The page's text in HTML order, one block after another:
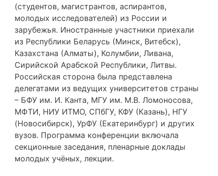
(студентов, магистрантов, аспирантов,
молодых исследователей) из России и
зарубежья. Иностранные участники приехали
из Республики Беларусь (Минск, Витебск),
Казахстана (Алматы), Колумбии, Ливана,
Сирийской Арабской Республики, Литвы.
Российская сторона была представлена
делегатами из ведущих университетов страны
– БФУ им. И. Канта, МГУ им. М.В. Ломоносова,
МФТИ, НИУ ИТМО, СПбГУ, КФУ (Казань), НГУ
(Новосибирск), УрФУ (Екатеринбург) и других
вузов. Программа конференции включала
секционные заседания, пленарные доклады
молодых учёных, лекции.